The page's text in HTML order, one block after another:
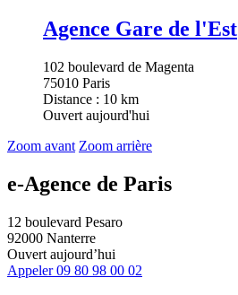
Agence Gare de l'Est
102 boulevard de Magenta
75010 Paris
Distance : 10 km
Ouvert aujourd'hui
Zoom avant Zoom arrière
e-Agence de Paris
12 boulevard Pesaro
92000 Nanterre
Ouvert aujourd’hui
Appeler 09 80 98 00 02